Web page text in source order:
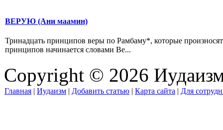
ВЕРУЮ (Ани маамин)
Тринадцать принципов веры по Рамбаму*, которые
принципов начинается словами Ве...
Copyright © 2026
Главная | Иудаизм | Добавить статью | Карта сайта | Для